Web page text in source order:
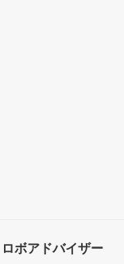
ロボアドバイザー